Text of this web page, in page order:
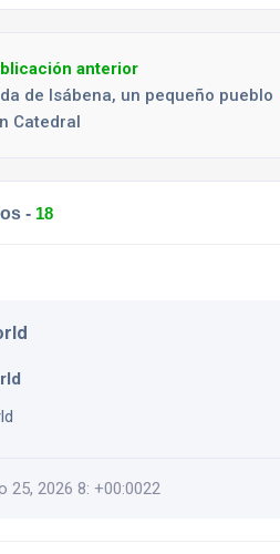
anterior
de Isábena, un pequeño pueblo
Catedral
- 18
25, 2026 8: +00:0022